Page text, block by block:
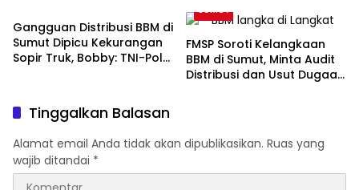
Gangguan Distribusi BBM di
Sumut Dipicu Kekurangan
Sopir Truk, Bobby: TNI-Polri
SUMUT
FMSP Soroti Kelangkaan
BBM di Sumut, Minta Audit
Distribusi dan Usut Dugaan
Tinggalkan Balasan
Alamat email Anda tidak akan dipublikasikan. Ruas yang
wajib ditandai *